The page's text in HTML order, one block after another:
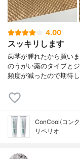
4.00
スッキリします
歯茎が腫れたから買い
のうがい薬のタイプと
頻度が減ったので期待
ConCool(コン
リペリオ